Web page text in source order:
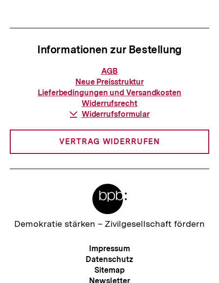
Informationen zur Bestellung
Informationen
zur
Bestellung
AGB
Neue Preisstruktur
Lieferbedingungen und Versandkosten
Widerrufsrecht
Download-
Widerrufsformular
VERTRAG WIDERRUFEN
Zur
Demokratie stärken – Zivilgesellschaft fördern
Meta-
Navigation
Impressum
Datenschutz
Sitemap
Newsletter